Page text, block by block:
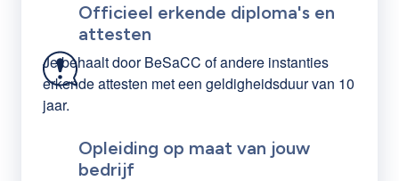
Officieel erkende diploma's en
attesten
Je behaalt door BeSaCC of andere instanties
erkende attesten met een geldigheidsduur van 10
jaar.
Opleiding op maat van jouw
bedrijf